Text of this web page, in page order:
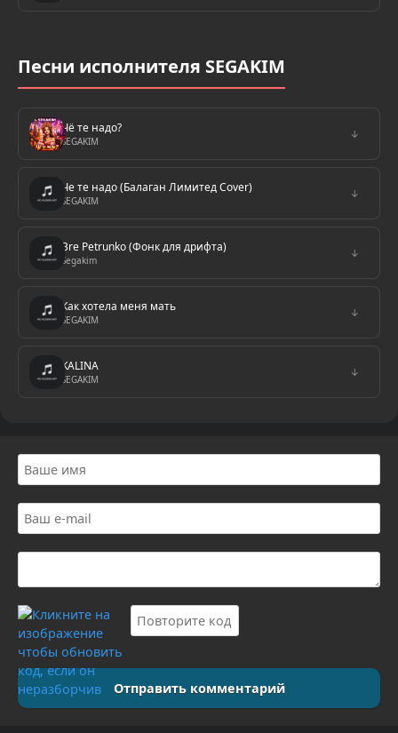
Песни исполнителя SEGAKIM
Чё те надо?
SEGAKIM
↓
Че те надо (Балаган Лимитед Cover)
SEGAKIM
↓
Bre Petrunko (Фонк для дрифта)
Segakim
↓
Как хотела меня мать
SEGAKIM
↓
KALINA
SEGAKIM
↓
Отправить комментарий